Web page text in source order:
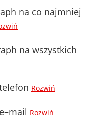
na co najmniej
na wszystkich
Rozwiń
Rozwiń